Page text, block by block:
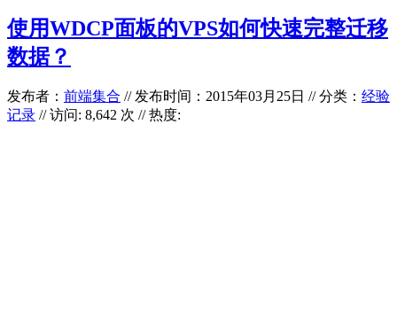
使用WDCP面板的VPS如何快速完整迁移
数据？
发布者： 前端集合 //发布时间：2015年03月25日 //分类： 经验
记录 // 访问: 8,642 次 // 热度: